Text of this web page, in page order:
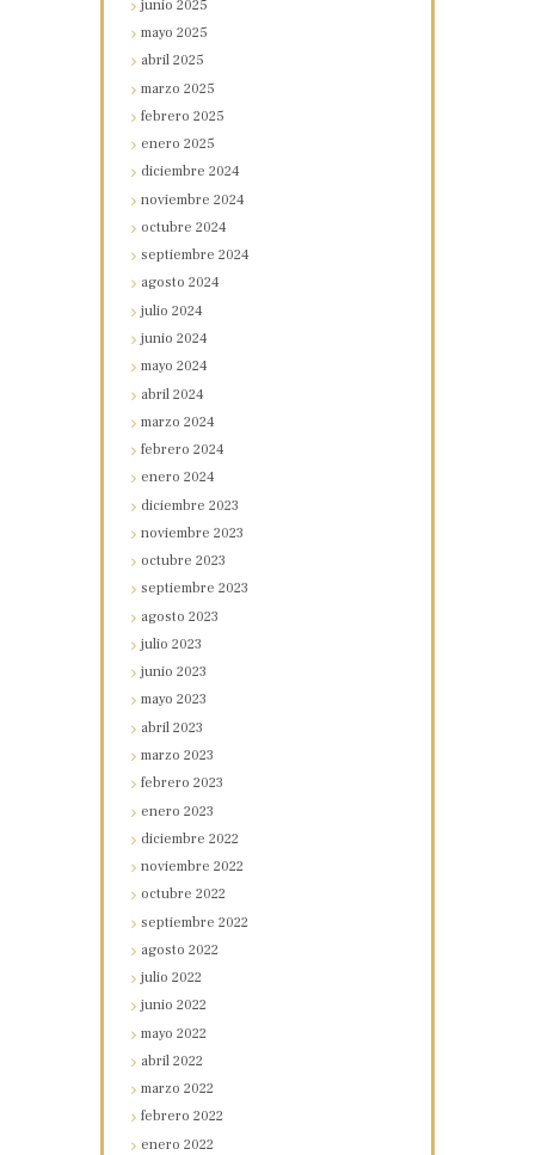
junio2025
mayo2025
abril2025
marzo2025
febrero2025
enero2025
diciembre2024
noviembre2024
octubre2024
septiembre2024
agosto2024
julio2024
junio2024
mayo2024
abril2024
marzo2024
febrero2024
enero2024
diciembre2023
noviembre2023
octubre2023
septiembre2023
agosto2023
julio2023
junio2023
mayo2023
abril2023
marzo2023
febrero2023
enero2023
diciembre2022
noviembre2022
octubre2022
septiembre2022
agosto2022
julio2022
junio2022
mayo2022
abril2022
marzo2022
febrero2022
enero2022